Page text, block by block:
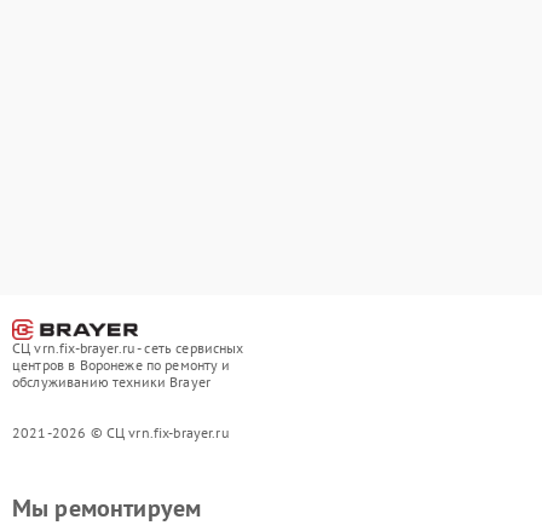
СЦ vrn.fix-brayer.ru - сеть сервисных
центров в Воронеже по ремонту и
обслуживанию техники Brayer
2021-2026 © СЦ vrn.fix-brayer.ru
Мы ремонтируем